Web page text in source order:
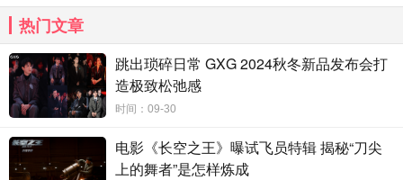
热门文章
跳出琐碎日常 GXG 2024秋冬新品发布会打
造极致松弛感
时间：09-30
电影《长空之王》曝试飞员特辑 揭秘“刀尖
上的舞者”是怎样炼成